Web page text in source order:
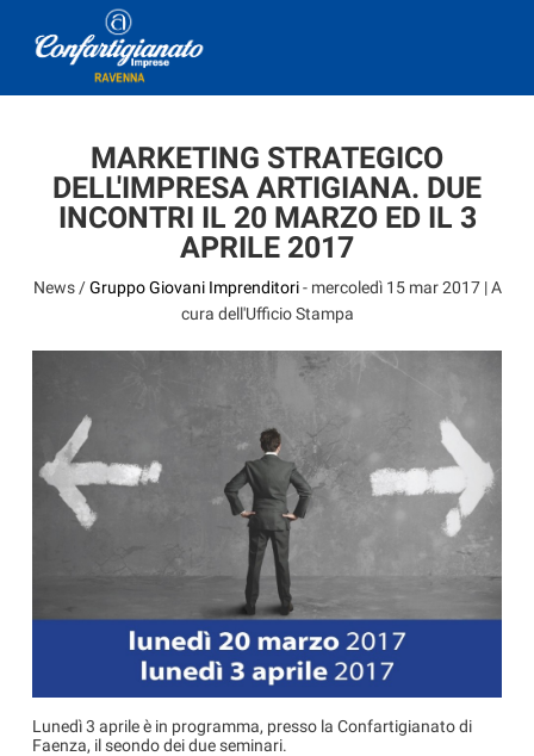
MARKETING STRATEGICO
DELL'IMPRESA ARTIGIANA. DUE
INCONTRI IL 20 MARZO ED IL 3
APRILE 2017
News /Gruppo Giovani Imprenditori- mercoledì 15 mar 2017| A
cura dell'Ufficio Stampa
Lunedì 3 aprile è in programma, presso la Confartigianato di
Faenza, il seondo dei due seminari.